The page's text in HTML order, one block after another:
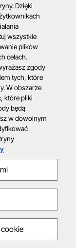
Dzięki
plików
celach.
zgody
tych, które
W obszarze
które pliki
będą
w dowolnym